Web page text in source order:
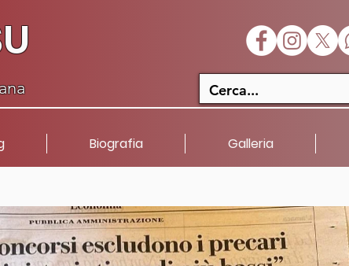
Biografia Galleria